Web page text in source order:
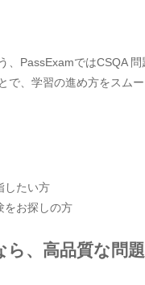
、PassExamではCSQA
で、学習の進め方をスム
したい方
をお探しの方
ら、高品質な問